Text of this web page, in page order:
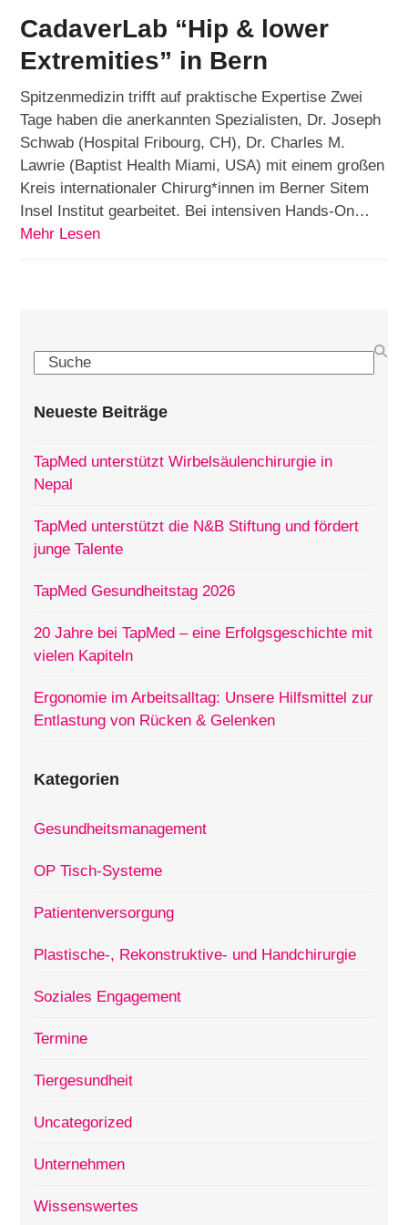
CadaverLab “Hip & lower
Extremities” in Bern
Spitzenmedizin trifft auf praktische Expertise Zwei
Tage haben die anerkannten Spezialisten, Dr. Joseph
Schwab (Hospital Fribourg, CH), Dr. Charles M.
Lawrie (Baptist Health Miami, USA) mit einem großen
Kreis internationaler Chirurg*innen im Berner Sitem
Insel Institut gearbeitet. Bei intensiven Hands-On…
Mehr Lesen
Search
Neueste Beiträge
TapMed unterstützt Wirbelsäulenchirurgie in
Nepal
TapMed unterstützt die N&B Stiftung und fördert
junge Talente
TapMed Gesundheitstag 2026
20 Jahre bei TapMed – eine Erfolgsgeschichte mit
vielen Kapiteln
Ergonomie im Arbeitsalltag: Unsere Hilfsmittel zur
Entlastung von Rücken & Gelenken
Kategorien
Gesundheitsmanagement
OP Tisch-Systeme
Patientenversorgung
Plastische-, Rekonstruktive- und Handchirurgie
Soziales Engagement
Termine
Tiergesundheit
Uncategorized
Unternehmen
Wissenswertes